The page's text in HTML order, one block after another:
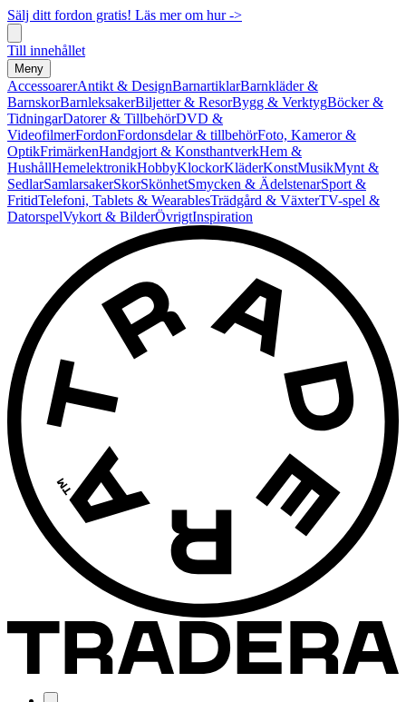
Sälj ditt fordon gratis! Läs mer om hur ->
Till innehållet
Meny
AccessoarerAntikt & DesignBarnartiklarBarnkläder &
BarnskorBarnleksakerBiljetter & ResorBygg & VerktygBöcker &
TidningarDatorer & TillbehörDVD &
VideofilmerFordonFordonsdelar & tillbehörFoto, Kameror &
OptikFrimärkenHandgjort & KonsthantverkHem &
HushållHemelektronikHobbyKlockorKläderKonstMusikMynt &
SedlarSamlarsakerSkorSkönhetSmycken & ÄdelstenarSport &
FritidTelefoni, Tablets & WearablesTrädgård & VäxterTV-spel &
DatorspelVykort & BilderÖvrigtInspiration